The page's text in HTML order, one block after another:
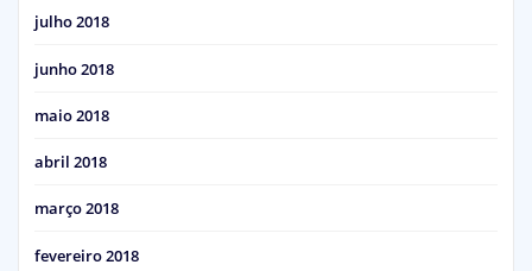
julho 2018
junho 2018
maio 2018
abril 2018
março 2018
fevereiro 2018